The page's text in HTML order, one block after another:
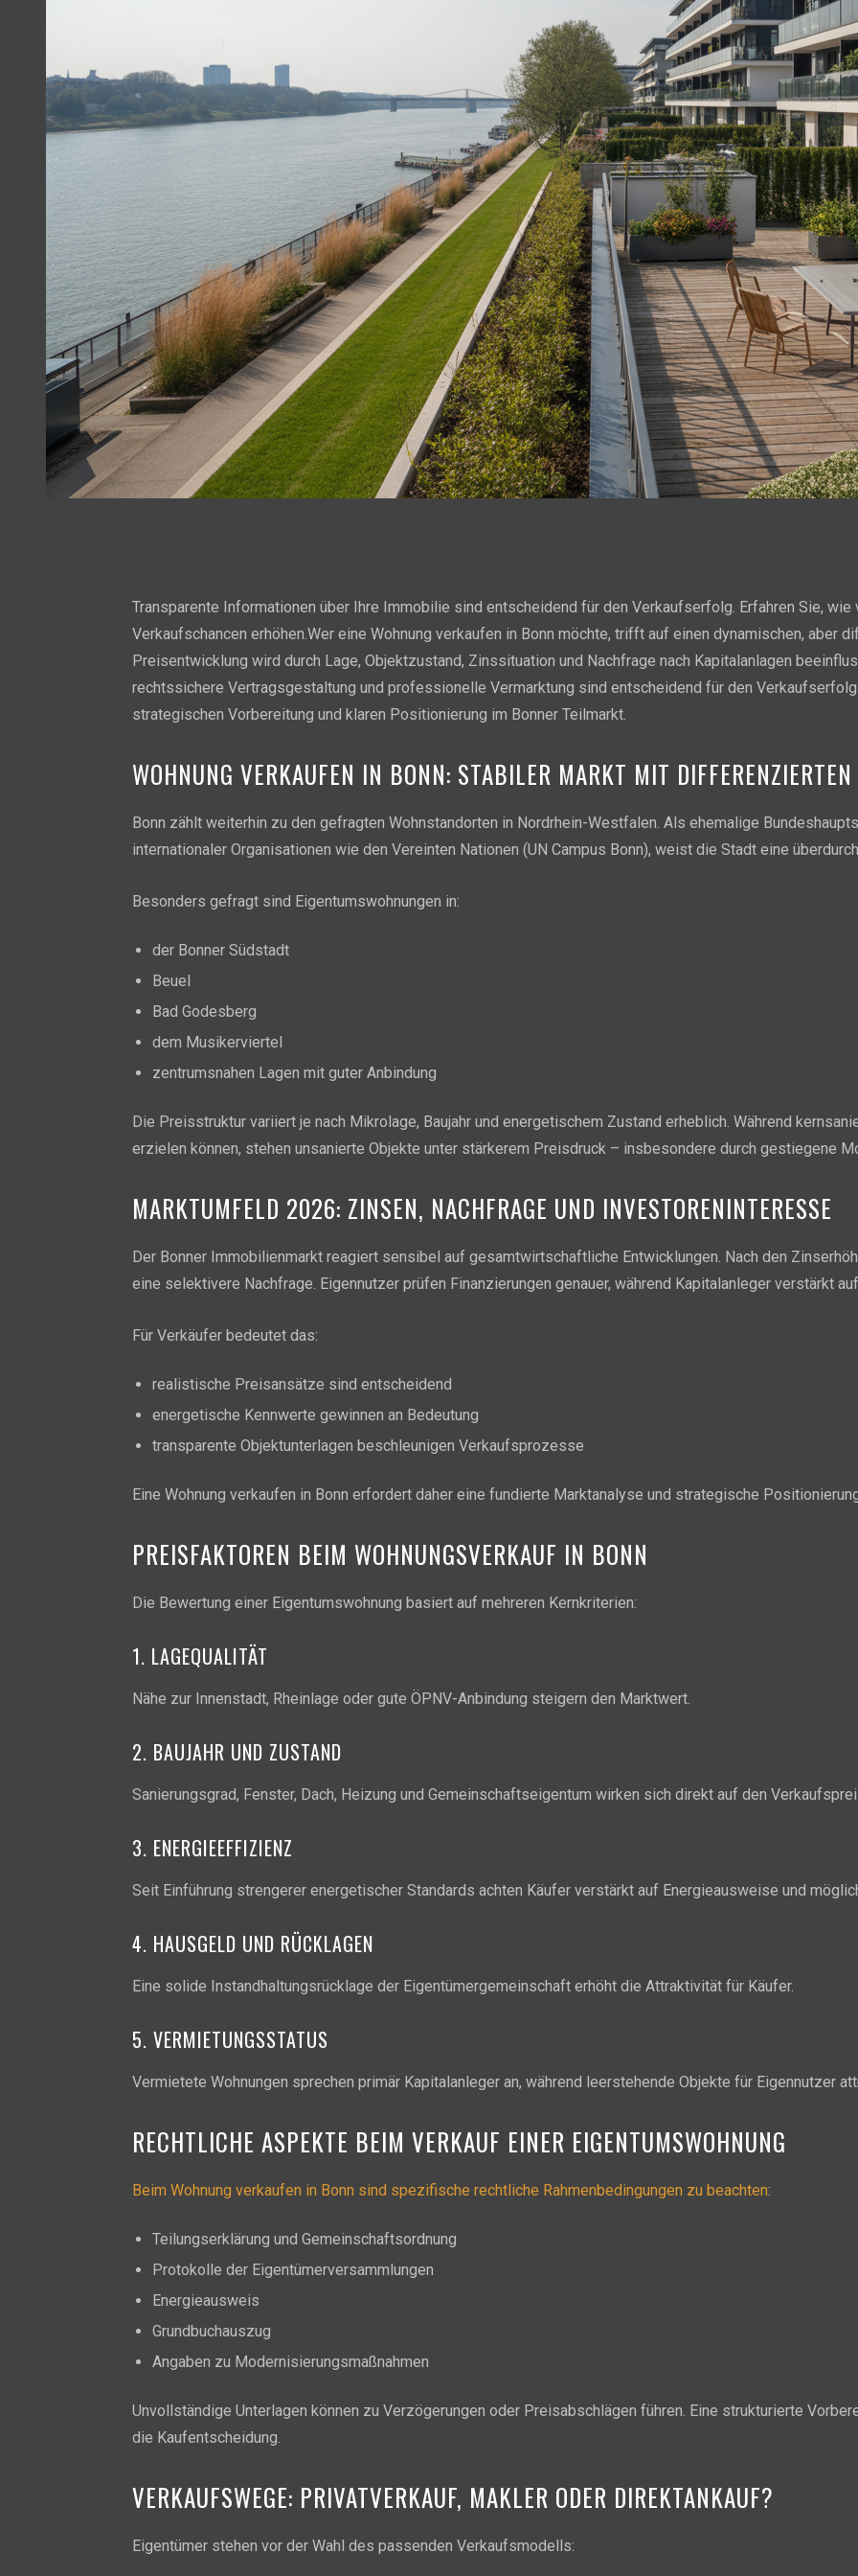
Transparente Informationen über Ihre Immobilie sind entscheidend für den Verkaufserfolg. Erfahren Sie,
Verkaufschancen erhöhen.Wer eine Wohnung verkaufen in Bonn möchte, trifft auf einen dynamischen, aber
Preisentwicklung wird durch Lage, Objektzustand, Zinssituation und Nachfrage nach Kapitalanlagen
rechtssichere Vertragsgestaltung und professionelle Vermarktung sind entscheidend für den
strategischen Vorbereitung und klaren Positionierung im Bonner Teilmarkt.
WOHNUNG VERKAUFEN IN BONN: STABILER MARKT MIT
Bonn zählt weiterhin zu den gefragten Wohnstandorten in Nordrhein-Westfalen. Als ehemalige
internationaler Organisationen wie den Vereinten Nationen (UN Campus Bonn), weist die Stadt eine
Besonders gefragt sind Eigentumswohnungen in:
der Bonner Südstadt
Beuel
Bad Godesberg
dem Musikerviertel
zentrumsnahen Lagen mit guter Anbindung
Die Preisstruktur variiert je nach Mikrolage, Baujahr und energetischem Zustand erheblich. Während
erzielen können, stehen unsanierte Objekte unter stärkerem Preisdruck – insbesondere durch gestiegene
MARKTUMFELD 2026: ZINSEN, NACHFRAGE UND INVESTORENINTERESSE
Der Bonner Immobilienmarkt reagiert sensibel auf gesamtwirtschaftliche Entwicklungen. Nach den
eine selektivere Nachfrage. Eigennutzer prüfen Finanzierungen genauer, während Kapitalanleger verstärkt
Für Verkäufer bedeutet das:
realistische Preisansätze sind entscheidend
energetische Kennwerte gewinnen an Bedeutung
transparente Objektunterlagen beschleunigen Verkaufsprozesse
Eine Wohnung verkaufen in Bonn erfordert daher eine fundierte Marktanalyse und strategische
PREISFAKTOREN BEIM WOHNUNGSVERKAUF IN BONN
Die Bewertung einer Eigentumswohnung basiert auf mehreren Kernkriterien:
1. LAGEQUALITÄT
Nähe zur Innenstadt, Rheinlage oder gute ÖPNV-Anbindung steigern den Marktwert.
2. BAUJAHR UND ZUSTAND
Sanierungsgrad, Fenster, Dach, Heizung und Gemeinschaftseigentum wirken sich direkt auf den
3. ENERGIEEFFIZIENZ
Seit Einführung strengerer energetischer Standards achten Käufer verstärkt auf Energieausweise und
4. HAUSGELD UND RÜCKLAGEN
Eine solide Instandhaltungsrücklage der Eigentümergemeinschaft erhöht die Attraktivität für Käufer.
5. VERMIETUNGSSTATUS
Vermietete Wohnungen sprechen primär Kapitalanleger an, während leerstehende Objekte für Eigennutzer
RECHTLICHE ASPEKTE BEIM VERKAUF EINER EIGENTUMSWOHNUNG
Beim Wohnung verkaufen in Bonn sind spezifische rechtliche Rahmenbedingungen zu beachten:
Teilungserklärung und Gemeinschaftsordnung
Protokolle der Eigentümerversammlungen
Energieausweis
Grundbuchauszug
Angaben zu Modernisierungsmaßnahmen
Unvollständige Unterlagen können zu Verzögerungen oder Preisabschlägen führen. Eine strukturierte
die Kaufentscheidung.
VERKAUFSWEGE: PRIVATVERKAUF, MAKLER ODER DIREKTANKAUF?
Eigentümer stehen vor der Wahl des passenden Verkaufsmodells: